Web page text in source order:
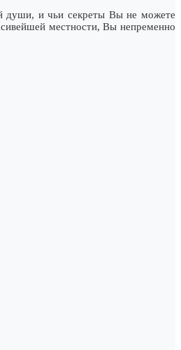
души, и чьи секреты Вы не можете
местности, Вы непременно